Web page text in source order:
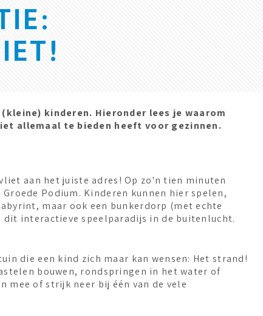
kinderen. Hieronder lees je waarom
allemaal te bieden heeft voor gezinnen.
aan het juiste adres! Op zo'n tien minuten
Podium. Kinderen kunnen hier spelen,
maar ook een bunkerdorp (met echte
dit interactieve speelparadijs in de buitenlucht.
die een kind zich maar kan wensen: Het strand!
bouwen, rondspringen in het water of
mee of strijk neer bij één van de vele